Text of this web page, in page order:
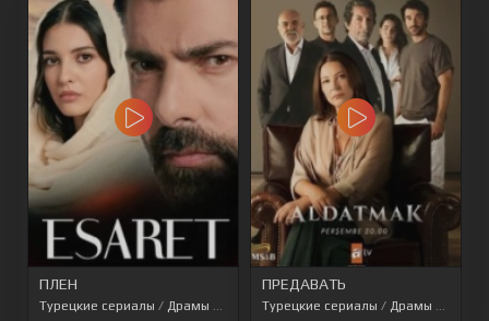
ПЛЕН
Турецкие сериалы / Драмы Триллеры/ Турецкие сериалы 2022
ПРЕДАВАТЬ
Турецкие сериалы / Драмы